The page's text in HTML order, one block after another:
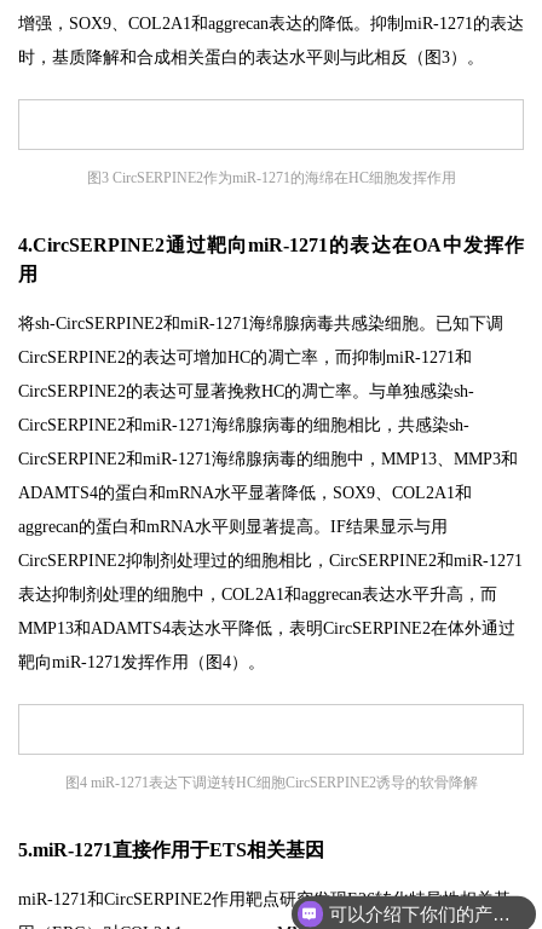
增强，SOX9、COL2A1和aggrecan表达的降低。抑制miR-1271的表达
时，基质降解和合成相关蛋白的表达水平则与此相反（图3）。
图3 CircSERPINE2作为miR-1271的海绵在HC细胞发挥作用
4.CircSERPINE2通过靶向miR-1271的表达在OA中发挥作
用
将sh-CircSERPINE2和miR-1271海绵腺病毒共感染细胞。已知下调
CircSERPINE2的表达可增加HC的凋亡率，而抑制miR-1271和
CircSERPINE2的表达可显著挽救HC的凋亡率。与单独感染sh-
CircSERPINE2和miR-1271海绵腺病毒的细胞相比，共感染sh-
CircSERPINE2和miR-1271海绵腺病毒的细胞中，MMP13、MMP3和
ADAMTS4的蛋白和mRNA水平显著降低，SOX9、COL2A1和
aggrecan的蛋白和mRNA水平则显著提高。IF结果显示与用
CircSERPINE2抑制剂处理过的细胞相比，CircSERPINE2和miR-1271
表达抑制剂处理的细胞中，COL2A1和aggrecan表达水平升高，而
MMP13和ADAMTS4表达水平降低，表明CircSERPINE2在体外通过
靶向miR-1271发挥作用（图4）。
图4 miR-1271表达下调逆转HC细胞CircSERPINE2诱导的软骨降解
5.miR-1271直接作用于ETS相关基因
miR-1271和CircSERPINE2作用靶点研究发现E26转化特异性相关基
可以介绍下你们的产品么？